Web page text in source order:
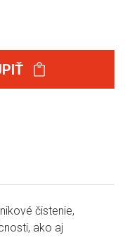
čistenie,
ako aj